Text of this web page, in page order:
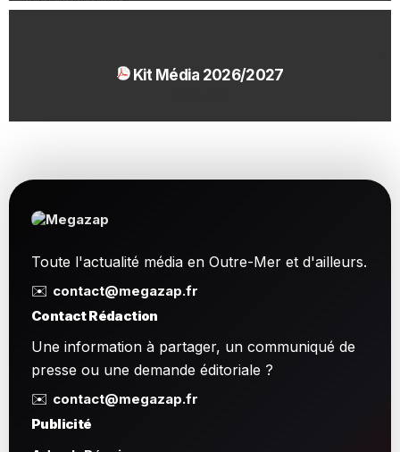
Kit Média 2026/2027
Toute l'actualité média en Outre-Mer et d'ailleurs.
✉️ contact@megazap.fr
Contact Rédaction
Une information à partager, un communiqué de
presse ou une demande éditoriale ?
✉️ contact@megazap.fr
Publicité